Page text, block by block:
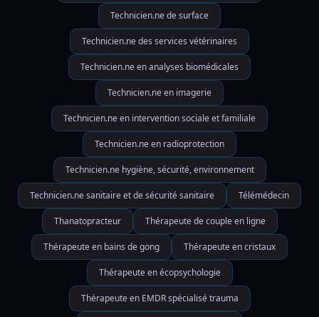
Technicien.ne de surface
Technicien.ne des services vétérinaires
Technicien.ne en analyses biomédicales
Technicien.ne en imagerie
Technicien.ne en intervention sociale et familiale
Technicien.ne en radioprotection
Technicien.ne hygiène, sécurité, environnement
Technicien.ne sanitaire et de sécurité sanitaire Télémédecin
Thanatopracteur Thérapeute de couple en ligne
Thérapeute en bains de gong Thérapeute en cristaux
Thérapeute en écopsychologie
Thérapeute en EMDR spécialisé trauma